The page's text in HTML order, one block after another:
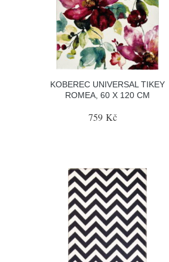
KOBEREC UNIVERSAL TIKEY
ROMEA, 60 X 120 CM
759 Kč